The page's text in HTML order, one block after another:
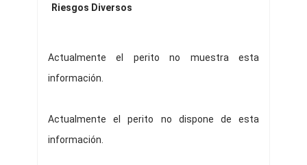
Riesgos Diversos
Actualmente el perito no muestra esta
información.
Actualmente el perito no dispone de esta
información.